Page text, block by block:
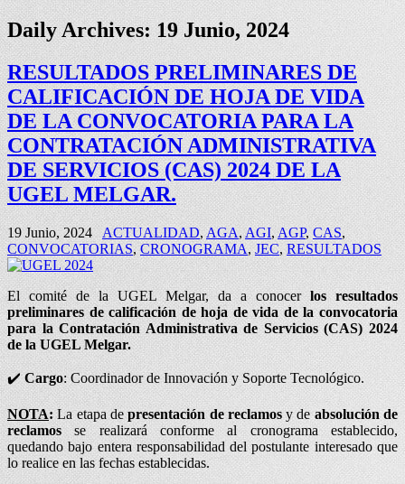
Daily Archives:19 Junio, 2024
RESULTADOS PRELIMINARES DE
CALIFICACIÓN DE HOJA DE VIDA
DE LA CONVOCATORIA PARA LA
CONTRATACIÓN ADMINISTRATIVA
DE SERVICIOS (CAS) 2024 DE LA
UGEL MELGAR.
19 Junio, 2024 ACTUALIDAD,AGA,AGI, AGP,CAS,
CONVOCATORIAS,CRONOGRAMA,JEC, RESULTADOS
El comité de la UGEL Melgar, da a conocerlos resultados
preliminares de calificación de hoja de vida de la convocatoria
para la Contratación Administrativa de Servicios (CAS) 2024
de la UGEL Melgar.
✔️Cargo: Coordinador de Innovación y Soporte Tecnológico.
NOTA:La etapa depresentación de reclamosy deabsolución de
reclamosse realizará conforme al cronograma establecido,
quedando bajo entera responsabilidad del postulante interesado que
lo realice en las fechas establecidas.